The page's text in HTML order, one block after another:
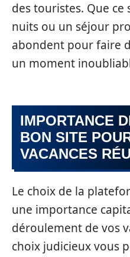
des touristes. Que
nuits ou un séjour
abondent pour faire
un moment
IMPORTANCE
BON SITE
VACANCES
Le choix de la
une importance
déroulement de vos
choix judicieux vous